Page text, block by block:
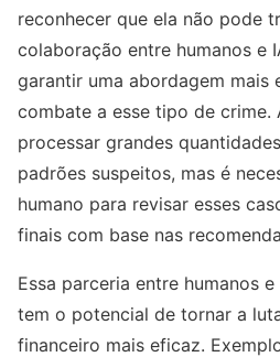
reconhecer que ela não pode
colaboração entre humanos e
garantir uma abordagem mais
combate a esse tipo de crime.
processar grandes
padrões suspeitos, mas é
humano para revisar esses
finais com base nas
Essa parceria entre humanos
tem o potencial de tornar a
financeiro mais eficaz.